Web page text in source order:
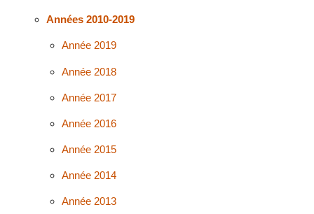
Années 2010-2019
Année 2019
Année 2018
Année 2017
Année 2016
Année 2015
Année 2014
Année 2013